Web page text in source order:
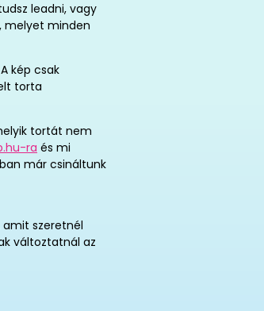
leadni, vagy
melyet minden
kép csak
torta
tortát nem
ra és mi
már csináltunk
szeretnél
változtatnál az